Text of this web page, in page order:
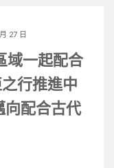
27 日
域一起配合
行推進中
向配合古代